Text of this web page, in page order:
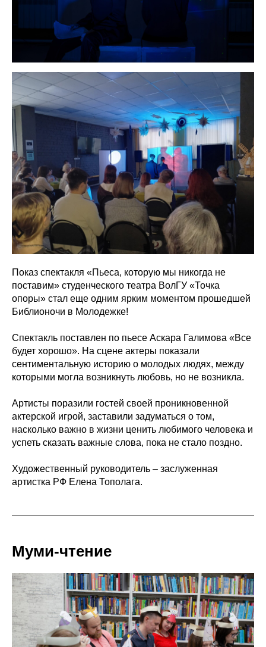
Показ спектакля «Пьеса, которую мы никогда не
поставим» студенческого театра ВолГУ «Точка
опоры» стал еще одним ярким моментом прошедшей
Библионочи в Молодежке!
Спектакль поставлен по пьесе Аскара Галимова «Все
будет хорошо». На сцене актеры показали
сентиментальную историю о молодых людях, между
которыми могла возникнуть любовь, но не возникла.
Артисты поразили гостей своей проникновенной
актерской игрой, заставили задуматься о том,
насколько важно в жизни ценить любимого человека и
успеть сказать важные слова, пока не стало поздно.
Художественный руководитель – заслуженная
артистка РФ Елена Тополага.
Муми-чтение